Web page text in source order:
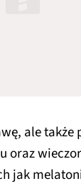
ale
oraz
jak